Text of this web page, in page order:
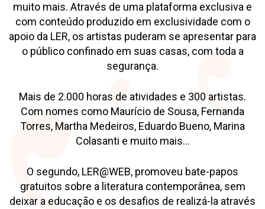
muito mais. Através de uma plataforma exclusiva e
com conteúdo produzido em exclusividade com o
apoio da LER, os artistas puderam se apresentar para
o público confinado em suas casas, com toda a
segurança.
Mais de 2.000 horas de atividades e 300 artistas.
Com nomes como Maurício de Sousa, Fernanda
Torres, Martha Medeiros, Eduardo Bueno, Marina
Colasanti e muito mais…
O segundo, LER@WEB, promoveu bate-papos
gratuitos sobre a literatura contemporânea, sem
deixar a educação e os desafios de realizá-la através